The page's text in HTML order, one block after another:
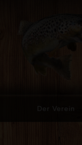
Der Verein